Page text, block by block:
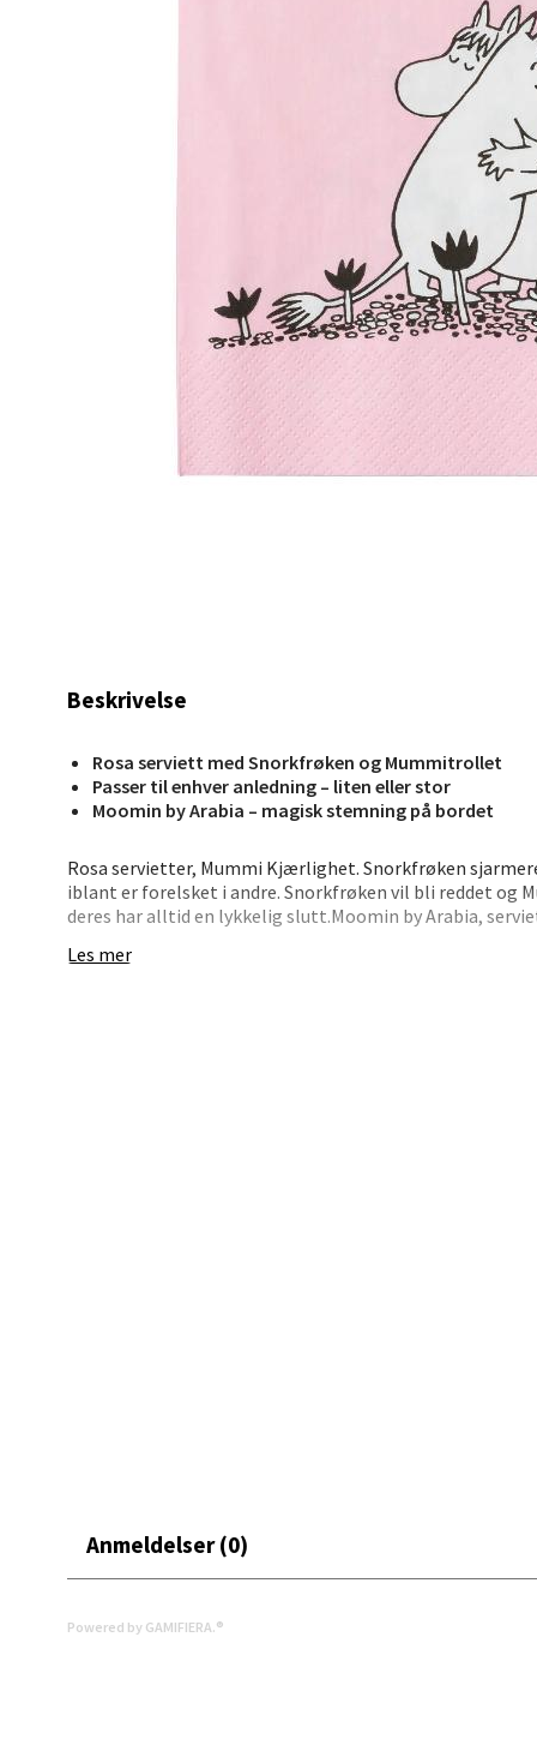
Beskrivelse
Rosa serviett med Snorkfrøken og Mummitrollet
Passer til enhver anledning – liten eller stor
Moomin by Arabia – magisk stemning på bordet
Rosa servietter, Mummi Kjærlighet. Snorkfrøken
iblant er forelsket i andre. Snorkfrøken vil bli reddet og
deres har alltid en lykkelig slutt.Moomin by Arabia,
Les mer
Anmeldelser (0)
Powered by GAMIFIERA.®
Åpent i
0 i
Erich
Åpent
0 i